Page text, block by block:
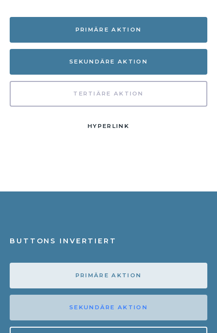
PRIMÄRE AKTION
SEKUNDÄRE AKTION
TERTIÄRE AKTION
HYPERLINK
BUTTONS INVERTIERT
PRIMÄRE AKTION
SEKUNDÄRE AKTION